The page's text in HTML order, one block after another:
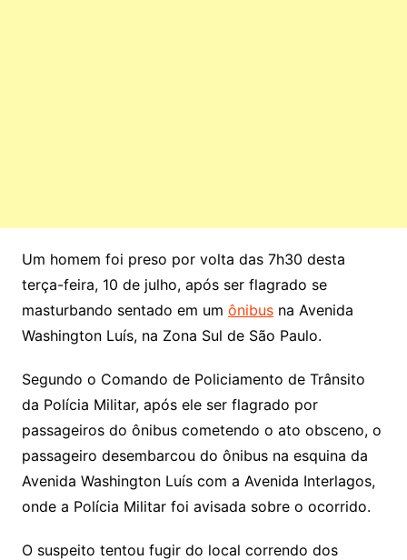
Um homem foi preso por volta das 7h30 desta
terça-feira, 10 de julho, após ser flagrado se
masturbando sentado em um ônibusna Avenida
Washington Luís, na Zona Sul de São Paulo.
Segundo o Comando de Policiamento de Trânsito
da Polícia Militar, após ele ser flagrado por
passageiros do ônibus cometendo o ato obsceno, o
passageiro desembarcou do ônibus na esquina da
Avenida Washington Luís com a Avenida Interlagos,
onde a Polícia Militar foi avisada sobre o ocorrido.
O suspeito tentou fugir do local correndo dos